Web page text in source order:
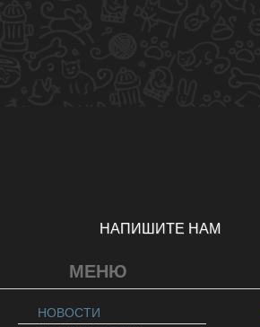
НАПИШИТЕ НАМ
МЕНЮ
НОВОСТИ